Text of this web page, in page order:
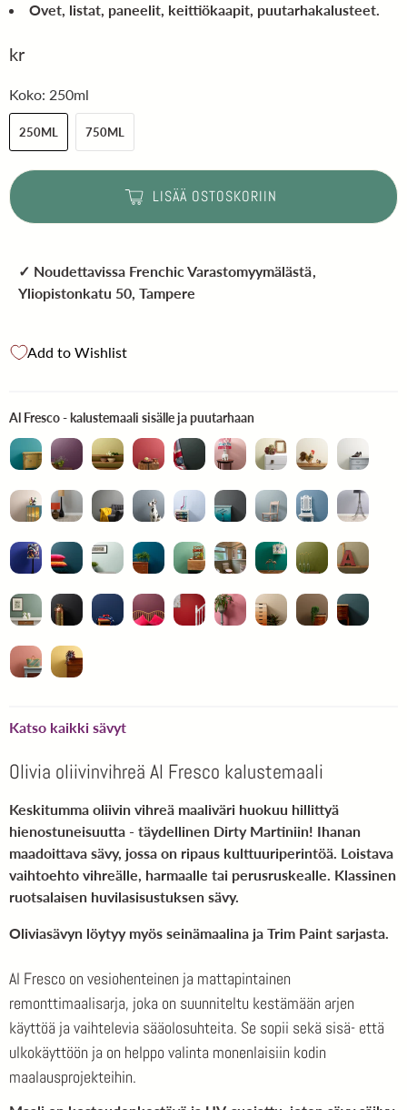
Ovet, listat, paneelit, keittiökaapit, puutarhakalusteet.
kr
Koko: 250ml
250ML 750ML
LISÄÄ OSTOSKORIIN
✓ Noudettavissa Frenchic Varastomyymälästä,
Yliopistonkatu 50, Tampere
Add to Wishlist
Al Fresco - kalustemaali sisälle ja puutarhaan
Katso kaikki sävyt
Olivia oliivinvihreä Al Fresco kalustemaali
Keskitumma oliivin vihreä maaliväri huokuu hillittyä
hienostuneisuutta - täydellinen Dirty Martiniin! Ihanan
maadoittava sävy, jossa on ripaus kulttuuriperintöä. Loistava
vaihtoehto vihreälle, harmaalle tai perusruskealle. Klassinen
ruotsalaisen huvilasisustuksen sävy.
Oliviasävyn löytyy myös seinämaalina ja Trim Paint sarjasta.
Al Fresco on vesiohenteinen ja mattapintainen
remonttimaalisarja, joka on suunniteltu kestämään arjen
käyttöä ja vaihtelevia sääolosuhteita. Se sopii sekä sisä- että
ulkokäyttöön ja on helppo valinta monenlaisiin kodin
maalausprojekteihin.